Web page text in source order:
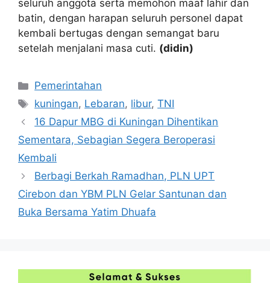
seluruh anggota serta memohon maaf lahir dan
batin, dengan harapan seluruh personel dapat
kembali bertugas dengan semangat baru
setelah menjalani masa cuti. (didin)
Kategori
Pemerintahan
Tag
kuningan, Lebaran, libur,TNI
16 Dapur MBG di Kuningan Dihentikan
Sementara, Sebagian Segera Beroperasi
Kembali
Berbagi Berkah Ramadhan, PLN UPT
Cirebon dan YBM PLN Gelar Santunan dan
Buka Bersama Yatim Dhuafa